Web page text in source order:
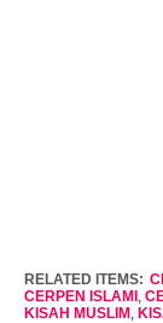
RELATED ITEMS:
CERPEN ISLAMI,
KISAH MUSLIM,